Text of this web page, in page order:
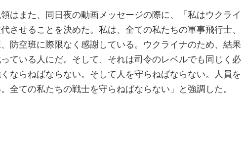
はまた、同日夜の動画メッセージの際に、「私はウクライ
させることを決めた。私は、全ての私たちの軍事飛行士、
防空班に際限なく感謝している。ウクライナのため、結果
ている人にだ。そして、それは司令のレベルでも同じく必
ならねばならない。そして人を守らねばならない。人員を
全ての私たちの戦士を守らねばならない」と強調した。